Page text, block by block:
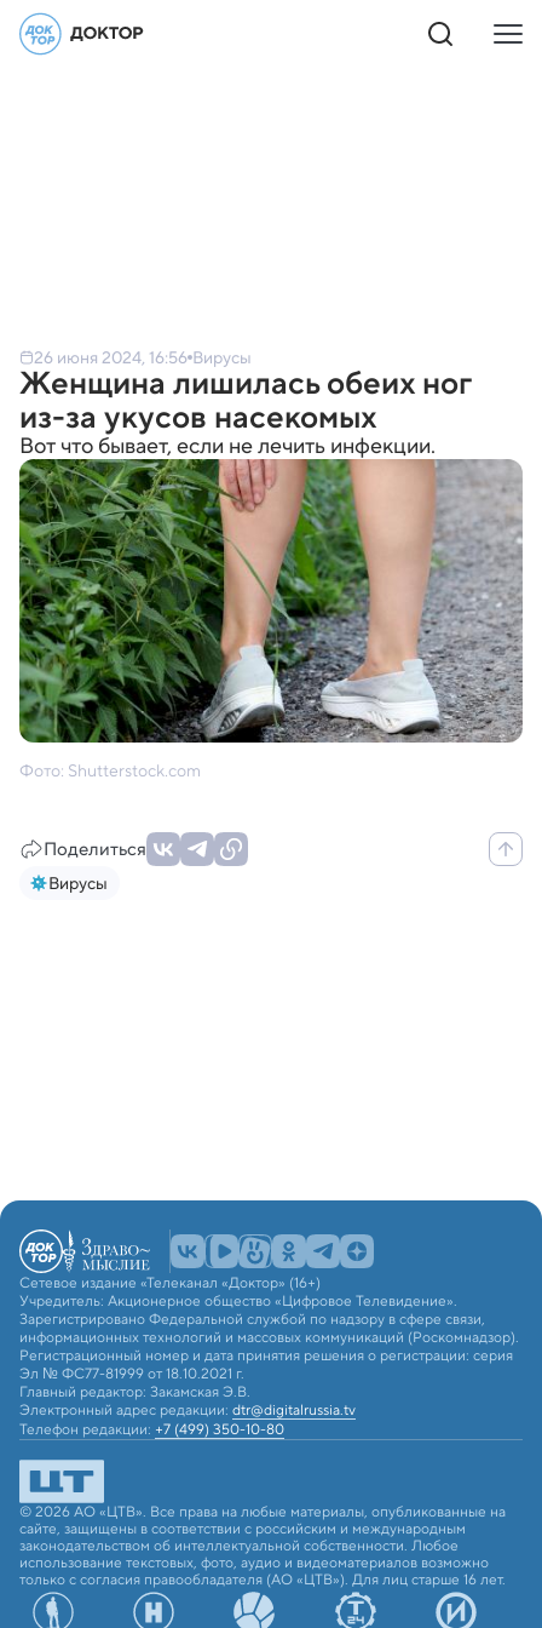
26 июня 2024, 16:56 Вирусы
Женщина лишилась обеих ног
из-за укусов насекомых
Вот что бывает, если не лечить инфекции.
Фото: Shutterstock.com
Поделиться
Вирусы
Сетевое издание «Телеканал «Доктор» (16+)
Учредитель: Акционерное общество «Цифровое Телевидение».
Зарегистрировано Федеральной службой по надзору в сфере связи,
информационных технологий и массовых коммуникаций (Роскомнадзор).
Регистрационный номер и дата принятия решения о регистрации: серия
Эл № ФС77-81999 от 18.10.2021 г.
Главный редактор: Закамская Э.В.
Электронный адрес редакции: dtr@digitalrussia.tv
Телефон редакции: +7 (499) 350-10-80
© 2026 АО «ЦТВ». Все права на любые материалы, опубликованные на
сайте, защищены в соответствии с российским и международным
законодательством об интеллектуальной собственности. Любое
использование текстовых, фото, аудио и видеоматериалов возможно
только с согласия правообладателя (АО «ЦТВ»). Для лиц старше 16 лет.